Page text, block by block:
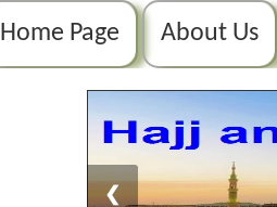
Home Page About Us
❮